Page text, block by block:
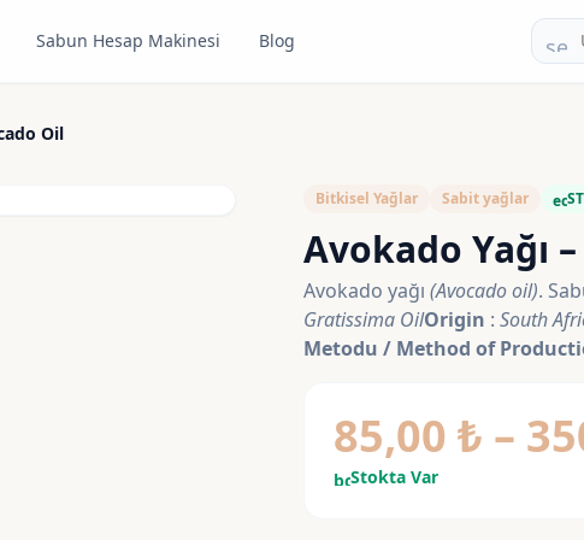
Sabun Hesap Makinesi Blog
Oil
Bitkisel Yağlar Sabit yağlar eco
Avokado Yağı
Avokado yağı (Avocado oil).
Gratissima OilOrigin : South
Metodu / Method of
85,00 ₺ –
boltStokta Var